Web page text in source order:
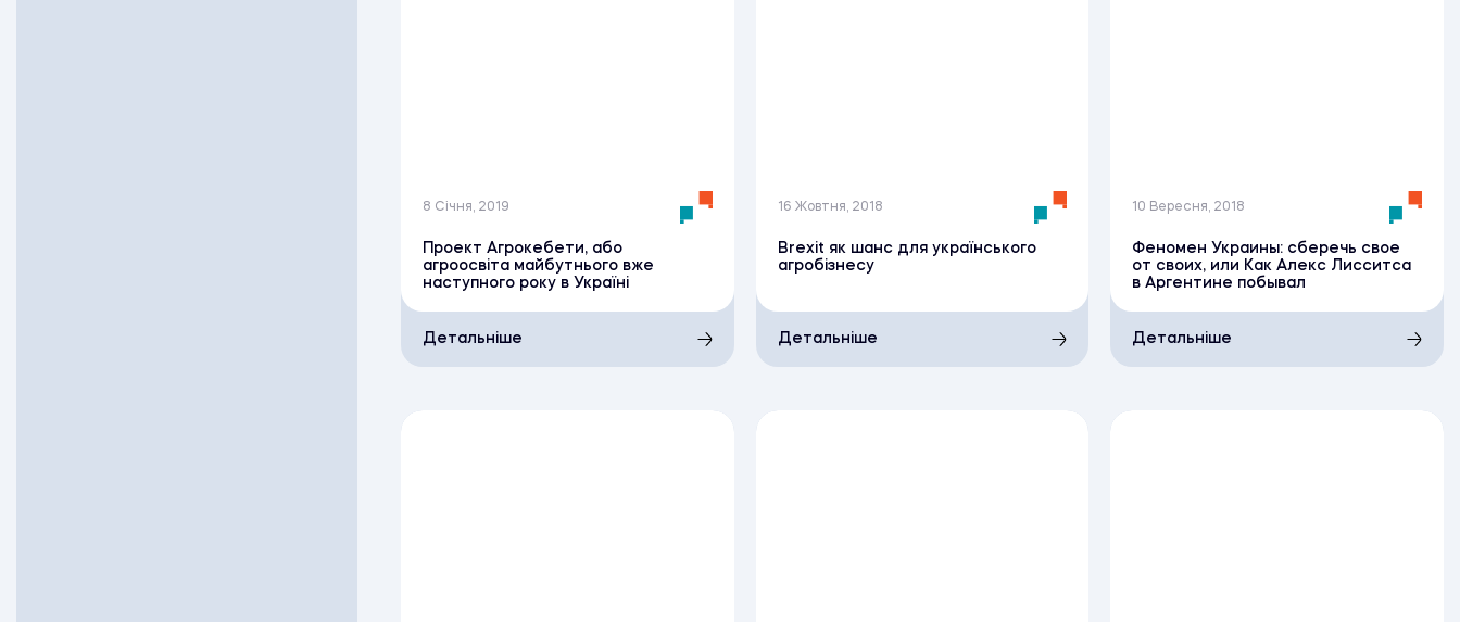
8 Січня, 2019
Проект Агрокебети, або
агроосвіта майбутнього вже
наступного року в Україні
Детальніше
16 Жовтня, 2018
Brexit як шанс для українського
агробізнесу
Детальніше
10 Вересня, 2018
Феномен Украины: сберечь свое
от своих, или Как Алекс Лисситса
в Аргентине побывал
Детальніше